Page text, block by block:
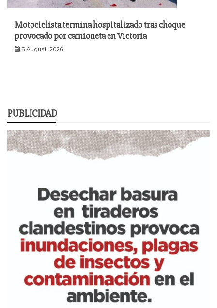
Motociclista termina hospitalizado tras choque
provocado por camioneta en Victoria
5 August, 2026
PUBLICIDAD